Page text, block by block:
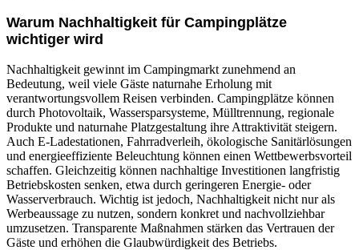
Warum Nachhaltigkeit für Campingplätze
wichtiger wird
Nachhaltigkeit gewinnt im Campingmarkt zunehmend an
Bedeutung, weil viele Gäste naturnahe Erholung mit
verantwortungsvollem Reisen verbinden. Campingplätze können
durch Photovoltaik, Wassersparsysteme, Mülltrennung, regionale
Produkte und naturnahe Platzgestaltung ihre Attraktivität steigern.
Auch E-Ladestationen, Fahrradverleih, ökologische Sanitärlösungen
und energieeffiziente Beleuchtung können einen Wettbewerbsvorteil
schaffen. Gleichzeitig können nachhaltige Investitionen langfristig
Betriebskosten senken, etwa durch geringeren Energie- oder
Wasserverbrauch. Wichtig ist jedoch, Nachhaltigkeit nicht nur als
Werbeaussage zu nutzen, sondern konkret und nachvollziehbar
umzusetzen. Transparente Maßnahmen stärken das Vertrauen der
Gäste und erhöhen die Glaubwürdigkeit des Betriebs.